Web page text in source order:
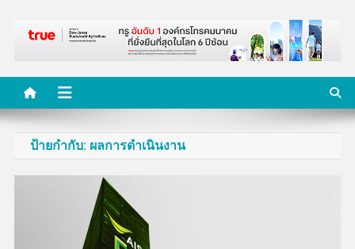
คนกับความคิด ชีวิตกับ
นวัตกรรม
ป้ายกำกับ: ผลการดำเนินงาน